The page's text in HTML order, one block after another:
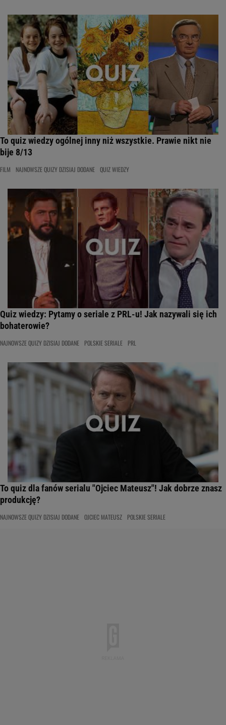
To quiz wiedzy ogólnej inny niż wszystkie. Prawie nikt nie
bije 8/13
FILM NAJNOWSZE QUIZY DZISIAJ DODANE QUIZ WIEDZY
Quiz wiedzy: Pytamy o seriale z PRL-u! Jak nazywali się ich
bohaterowie?
NAJNOWSZE QUIZY DZISIAJ DODANE POLSKIE SERIALE PRL
To quiz dla fanów serialu "Ojciec Mateusz"! Jak dobrze znasz
produkcję?
NAJNOWSZE QUIZY DZISIAJ DODANE OJCIEC MATEUSZ POLSKIE SERIALE